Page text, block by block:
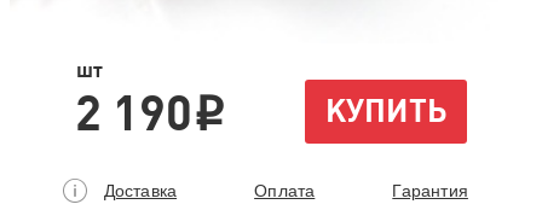
шт
2 190i КУПИТЬ
Доставка Оплата Гарантия